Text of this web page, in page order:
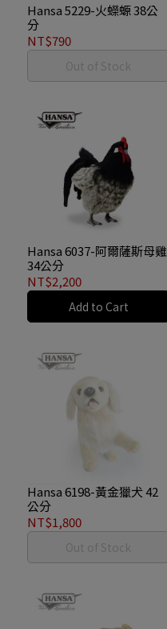
Hansa 5229-火蠑螈 38公
分
NT$790
Out of Stock
Hansa 6037-阿爾薩斯母雞
34公分
NT$2,200
Add to Cart
Hansa 6198-黃金獵犬 42
公分
NT$1,800
Out of Stock